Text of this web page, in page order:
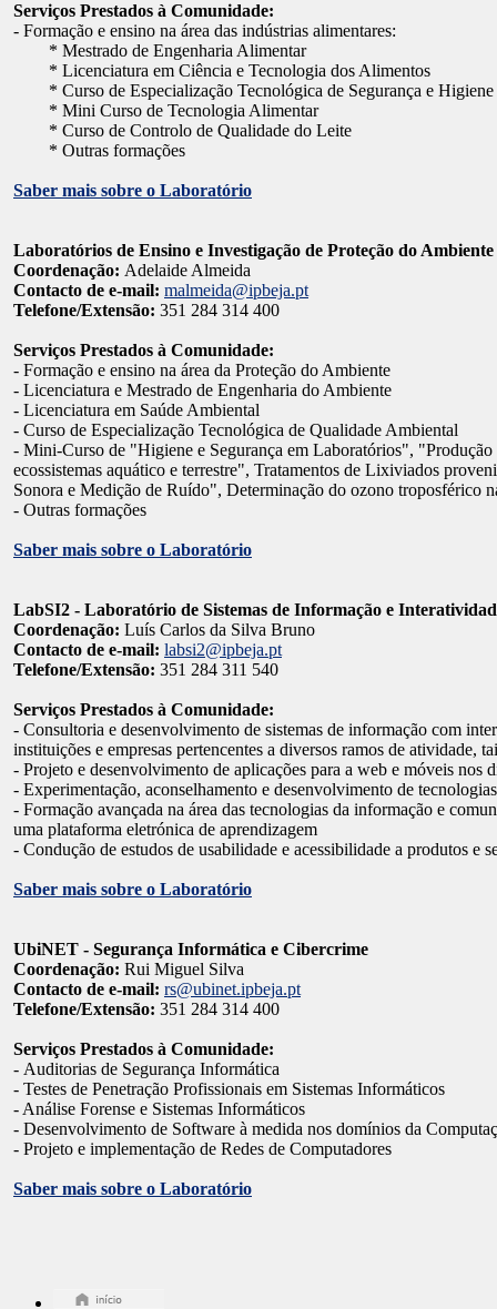
Serviços Prestados à Comunidade:
- Formação e ensino na área das indústrias alimentares:
* Mestrado de Engenharia Alimentar
* Licenciatura em Ciência e Tecnologia dos Alimentos
* Curso de Especialização Tecnológica de Segurança e Higiene
* Mini Curso de Tecnologia Alimentar
* Curso de Controlo de Qualidade do Leite
* Outras formações
Saber mais sobre o Laboratório
Laboratórios de Ensino e Investigação de Proteção do Ambiente
Coordenação: Adelaide Almeida
Contacto de e-mail: malmeida@ipbeja.pt
Telefone/Extensão: 351 284 314 400
Serviços Prestados à Comunidade:
- Formação e ensino na área da Proteção do Ambiente
- Licenciatura e Mestrado de Engenharia do Ambiente
- Licenciatura em Saúde Ambiental
- Curso de Especialização Tecnológica de Qualidade Ambiental
- Mini-Curso de "Higiene e Segurança em Laboratórios",
ecossistemas aquático e terrestre", Tratamentos de Lixiviados
Sonora e Medição de Ruído", Determinação do ozono troposférico
- Outras formações
Saber mais sobre o Laboratório
LabSI2 - Laboratório de Sistemas de Informação e
Coordenação: Luís Carlos da Silva Bruno
Contacto de e-mail: labsi2@ipbeja.pt
Telefone/Extensão: 351 284 311 540
Serviços Prestados à Comunidade:
- Consultoria e desenvolvimento de sistemas de informação com
instituições e empresas pertencentes a diversos ramos de atividade,
- Projeto e desenvolvimento de aplicações para a web e móveis nos
- Experimentação, aconselhamento e desenvolvimento de
- Formação avançada na área das tecnologias da informação e
uma plataforma eletrónica de aprendizagem
- Condução de estudos de usabilidade e acessibilidade a produtos e
Saber mais sobre o Laboratório
UbiNET - Segurança Informática e Cibercrime
Coordenação: Rui Miguel Silva
Contacto de e-mail: rs@ubinet.ipbeja.pt
Telefone/Extensão: 351 284 314 400
Serviços Prestados à Comunidade:
- Auditorias de Segurança Informática
- Testes de Penetração Profissionais em Sistemas Informáticos
- Análise Forense e Sistemas Informáticos
- Desenvolvimento de Software à medida nos domínios da
- Projeto e implementação de Redes de Computadores
Saber mais sobre o Laboratório